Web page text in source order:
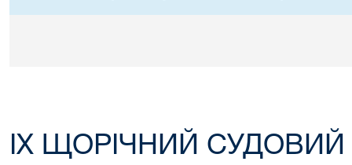
IX ЩОРІЧНИЙ